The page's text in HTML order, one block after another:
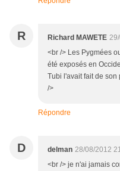
R Richard MAWETE
<br /> Les Pygmées
été exposés en
Tubi l'avait fait de
/>
Répondre
D delman 28/08/2012
<br /> je n'ai jamais